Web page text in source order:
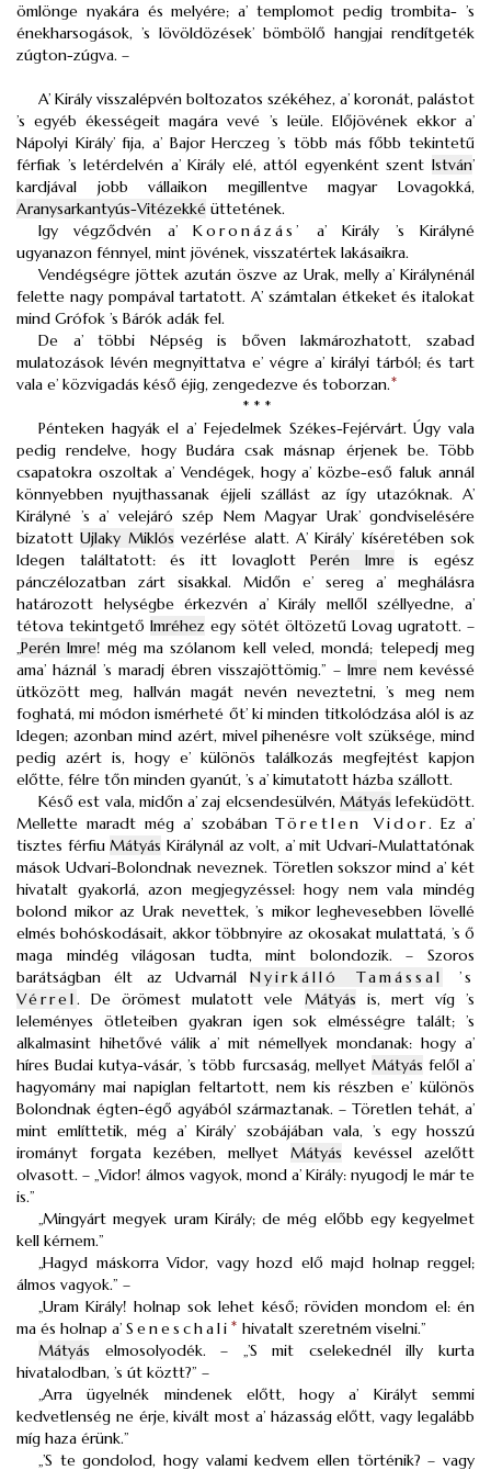
ömlönge nyakára és melyére; a’ templomot pedig trombita- ’s
énekharsogások, ’s lövöldözések’ bömbölő hangjai rendítgeték
zúgton-zúgva. –
A’ Király visszalépvén boltozatos székéhez, a’ koronát, palástot
’s egyéb ékességeit magára vevé ’s leüle. Előjövének ekkor a’
Nápolyi Király’ fija, a’ Bajor Herczeg ’s több más főbb tekintetű
férfiak ’s letérdelvén a’ Király elé, attól egyenként szent István’
kardjával jobb vállaikon megillentve magyar Lovagokká,
Aranysarkantyús-Vitézekké üttetének.
Igy végződvén a’ Koronázás’
a’ Király ’s Királyné
ugyanazon fénnyel, mint jövének, visszatértek lakásaikra.
Vendégségre jöttek azután öszve az Urak, melly a’ Királynénál
felette nagy pompával tartatott. A’ számtalan étkeket és italokat
mind Grófok ’s Bárók adák fel.
De a’ többi Népség is bőven lakmározhatott, szabad
mulatozások lévén megnyittatva e’ végre a’ királyi tárból; és tart
vala e’ közvigadás késő éjig, zengedezve és toborzan.*
* * *
Pénteken hagyák el a’ Fejedelmek Székes-Fejérvárt. Úgy vala
pedig rendelve, hogy Budára csak másnap érjenek be. Több
csapatokra oszoltak a’ Vendégek, hogy a’ közbe-eső faluk annál
könnyebben nyujthassanak éjjeli szállást az így utazóknak. A’
Királyné ’s a’ velejáró szép Nem Magyar Urak’ gondviselésére
bizatottUjlaky Miklós vezérlése alatt. A’ Király’ kíséretében sok
Idegen találtatott: és itt lovaglottPerén Imreis egész
pánczélozatban zárt sisakkal. Midőn e’ sereg a’ meghálásra
határozott helységbe érkezvén a’ Király mellől széllyedne, a’
tétova tekintgető Imréhez egy sötét öltözetű Lovag ugratott. –
„Perén Imre! még ma szólanom kell veled, mondá; telepedj meg
ama’ háznál ’s maradj ébren visszajöttömig.” – Imre nem kevéssé
ütközött meg, hallván magát nevén neveztetni, ’s meg nem
foghatá, mi módon ismérheté őt’ ki minden titkolódzása alól is az
Idegen; azonban mind azért, mivel pihenésre volt szüksége, mind
pedig azért is, hogy e’ különös találkozás megfejtést kapjon
előtte, félre tőn minden gyanút, ’s a’ kimutatott házba szállott.
Késő est vala, midőn a’ zaj elcsendesülvén, Mátyás lefeküdött.
Mellette maradt még a’ szobábanTöretlen Vidor. Ez a’
tisztes férfiuMátyás Királynál az volt, a’ mit Udvari-Mulattatónak
mások Udvari-Bolondnak neveznek. Töretlen sokszor mind a’ két
hivatalt gyakorlá, azon megjegyzéssel: hogy nem vala mindég
bolond mikor az Urak nevettek, ’s mikor leghevesebben lövellé
elmés bohóskodásait, akkor többnyire az okosakat mulattatá, ’s ő
maga mindég világosan tudta, mint bolondozik. – Szoros
barátságban élt az UdvarnálNyirkálló Tamással
’s
Vérrel. De örömest mulatott vele Mátyás is, mert víg ’s
leleményes ötleteiben gyakran igen sok elmésségre talált; ’s
alkalmasint hihetővé válik a’ mit némellyek mondanak: hogy a’
híres Budai kutya-vásár, ’s több furcsaság, mellyet Mátyás felől a’
hagyomány mai napiglan feltartott, nem kis részben e’ különös
Bolondnak égten-égő agyából származtanak. – Töretlen tehát, a’
mint említtetik, még a’ Király’ szobájában vala, ’s egy hosszú
irományt forgata kezében, mellyet Mátyás kevéssel azelőtt
olvasott. – „Vidor! álmos vagyok, mond a’ Király: nyugodj le már te
is.”
„Mingyárt megyek uram Király; de még előbb egy kegyelmet
kell kérnem.”
„Hagyd máskorra Vidor, vagy hozd elő majd holnap reggel;
álmos vagyok.” –
„Uram Király! holnap sok lehet késő; röviden mondom el: én
ma és holnap a’ Seneschali * hivatalt szeretném viselni.”
Mátyás elmosolyodék. – „’S mit cselekednél illy kurta
hivatalodban, ’s út köztt?” –
„Arra ügyelnék mindenek előtt, hogy a’ Királyt semmi
kedvetlenség ne érje, kivált most a’ házasság előtt, vagy legalább
míg haza érünk.”
„’S te gondolod, hogy valami kedvem ellen történik? – vagy